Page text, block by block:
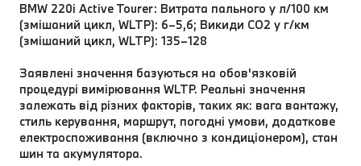
BMW 220i Active Tourer: Витрата пального у л/100 км
(змішаний цикл, WLTP): 6–5,6; Викиди СО2 у г/км
(змішаний цикл, WLTP): 135–128
Заявлені значення базуються на обов'язковій
процедурі вимірювання WLTP. Реальні значення
залежать від різних факторів, таких як: вага вантажу,
стиль керування, маршрут, погодні умови, додаткове
електроспоживання (включно з кондиціонером), стан
шин та акумулятора.